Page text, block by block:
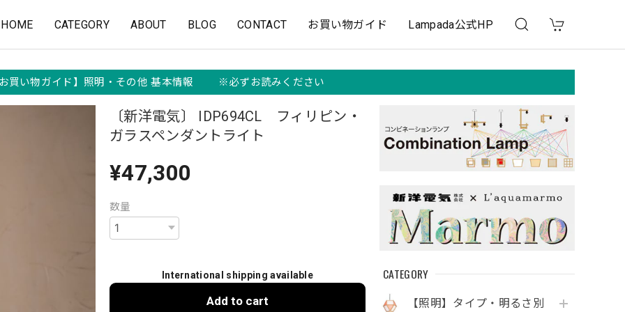
HOME CATEGORY ABOUT BLOG CONTACT お買い物ガイド Lampada公式HP
買い物ガイド】照明・その他 基本情報 ※必ずお読みください
CATEGORY
【照明】タイプ・明るさ別
〔新洋電気〕 IDP694CL フィリピン・
ガラスペンダントライト
¥47,300
数量
International shipping available
Add to cart